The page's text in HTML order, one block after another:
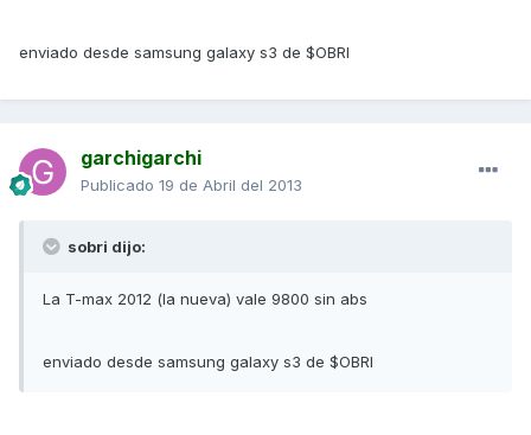
enviado desde samsung galaxy s3 de $OBRI
garchigarchi
Publicado 19 de Abril del 2013
sobri dijo:
La T-max 2012 (la nueva) vale 9800 sin abs
enviado desde samsung galaxy s3 de $OBRI